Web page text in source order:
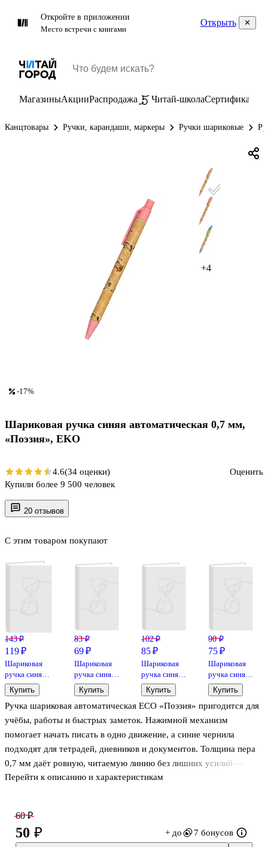
Откройте в приложении
Место встречи с книгами
Открыть
МагазиныАкцииРаспродажа Читай-школаСертификаты
Канцтовары Ручки, карандаши, маркеры Ручки шариковые
+4
20 отзывов
Ручка шариковая автоматическая ECO «Поэзия» пригодится для
учёбы, работы и быстрых заметок. Нажимной механизм
помогает начать писать в одно движение, а синие чернила
подходят для тетрадей, дневников и документов. Толщина пера
0,7 мм даёт ровную, читаемую линию без лишних усилий —
писать получается легко и аккуратно. Обратите внимание: товар
Перейти к описанию и характеристикам
С этим товаром покупают
143 ₽
119 ₽
Шариковая
ручка синяя
автоматическая
0,7 мм,
Radiance,
Berlingo, в
Купить
83 ₽
69 ₽
Шариковая
ручка синяя
0,5 мм,
Matte,
Schiller
Купить
102 ₽
85 ₽
Шариковая
ручка синяя
автоматическая,
«Shark area»
Купить
90 ₽
75 ₽
Шариковая
ручка синяя
автоматическая
0,7 мм, Sweet
love, Erich
Krause
Купить
-17%
Шариковая ручка синяя автоматическая 0,7 мм,
«Поэзия», EKO
4.6(34 оценки)
Оценить
Купили более 9 500 человек
60 ₽
50 ₽ + до 7 бонусов